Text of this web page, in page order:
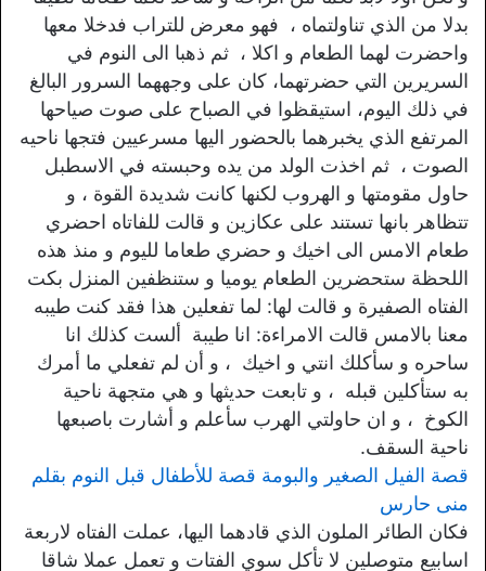
بدلا من الذي تناولتماه ، فهو معرض للتراب فدخلا معها
واحضرت لهما الطعام و اكلا ، ثم ذهبا الى النوم في
السريرين التي حضرتهما، كان على وجههما السرور البالغ
في ذلك اليوم، استيقظوا في الصباح على صوت صياحها
المرتفع الذي يخبرهما بالحضور اليها مسرعيين فتجها ناحيه
الصوت ، ثم اخذت الولد من يده وحبسته في الاسطبل
حاول مقومتها و الهروب لكنها كانت شديدة القوة ، و
تتظاهر بانها تستند على عكازين و قالت للفاتاه احضري
طعام الامس الى اخيك و حضري طعاما لليوم و منذ هذه
اللحظة ستحضرين الطعام يوميا و ستنظفين المنزل بكت
الفتاه الصفيرة و قالت لها: لما تفعلين هذا فقد كنت طيبه
معنا بالامس قالت الامراءة: انا طيبة ألست كذلك انا
ساحره و سأكلك انتي و اخيك ، و أن لم تفعلي ما أمرك
به ستأكلين قبله ، و تابعت حديثها و هي متجهة ناحية
الكوخ ، و ان حاولتي الهرب سأعلم و أشارت باصبعها
ناحية السقف.
قصة الفيل الصغير والبومة قصة للأطفال قبل النوم بقلم
منى حارس
فكان الطائر الملون الذي قادهما اليها، عملت الفتاه لاربعة
اسابيع متوصلين لا تأكل سوي الفتات و تعمل عملا شاقا